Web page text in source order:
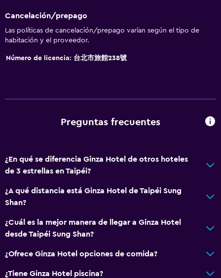
Cancelación/prepago
Las políticas de cancelación/prepago varían según el tipo de
habitación y el proveedor.
Número de licencia: 台北市旅館238號
Preguntas frecuentes
¿En qué se diferencia Ginza Hotel de otros hoteles
de 3 estrellas en Taipéi?
¿A qué distancia está Ginza Hotel de Taipéi Sung
Shan?
¿Cuál es la mejor manera de llegar a Ginza Hotel
desde Taipéi Sung Shan?
¿Ofrece Ginza Hotel opciones de comida?
¿Tiene Ginza Hotel piscina?